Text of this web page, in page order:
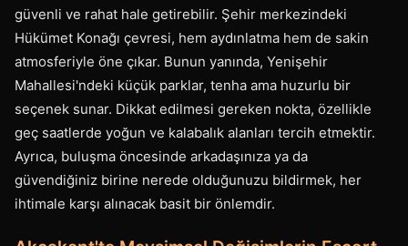
güvenli ve rahat hale getirebilir. Şehir merkezindeki
Hükümet Konağı çevresi, hem aydınlatma hem de sakin
atmosferiyle öne çıkar. Bunun yanında, Yenişehir
Mahallesi'ndeki küçük parklar, tenha ama huzurlu bir
seçenek sunar. Dikkat edilmesi gereken nokta, özellikle
geç saatlerde yoğun ve kalabalık alanları tercih etmektir.
Ayrıca, buluşma öncesinde arkadaşınıza ya da
güvendiğiniz birine nerede olduğunuzu bildirmek, her
ihtimale karşı alınacak basit bir önlemdir.